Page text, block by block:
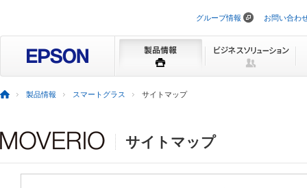
ビ
ョ
ン
プ
グループ情報 お問い合わ
製品情報 スマートグラス サイトマップ
サイトマップ